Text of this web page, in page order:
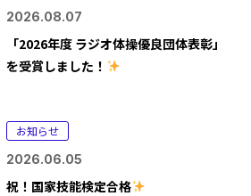
2026.08.07
「2026年度 ラジオ体操優良団体表彰」
を受賞しました！
お知らせ
2026.06.05
祝！国家技能検定合格